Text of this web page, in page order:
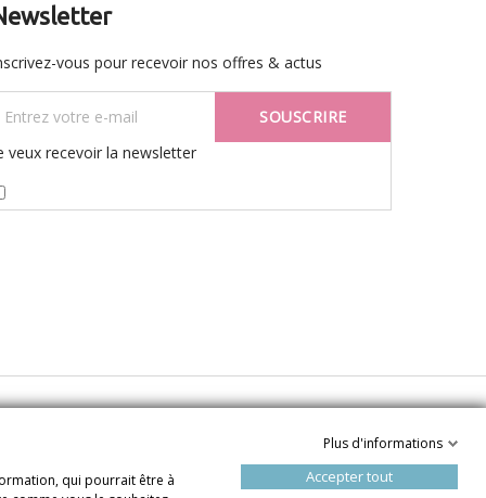
vous pour recevoir nos offres & actus
SOUSCRIRE
veux recevoir la newsletter
qui pourrait être à
Plus d'informations
Accepter tout